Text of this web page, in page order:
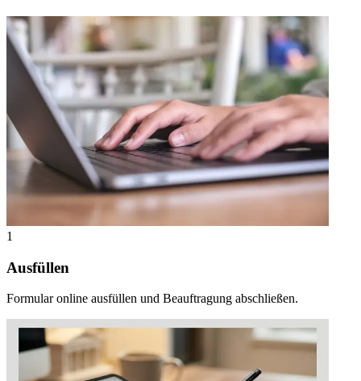
1
Ausfüllen
Formular online ausfüllen und Beauftragung abschließen.